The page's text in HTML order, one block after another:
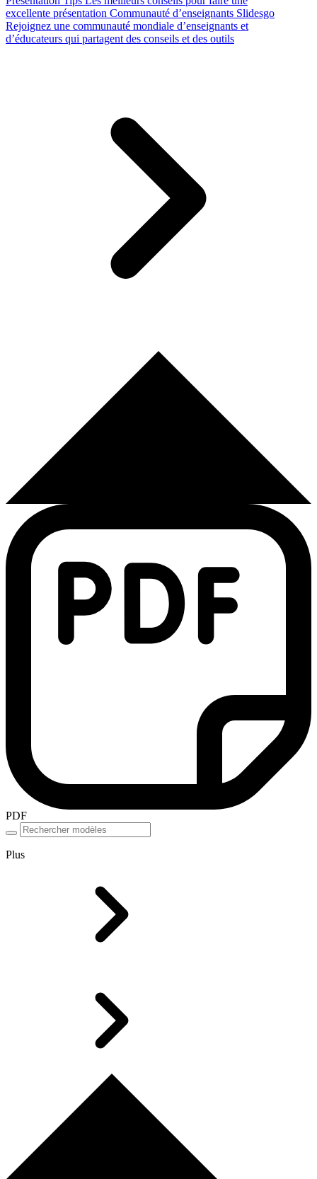
excellente présentation Communauté d’enseignants Slidesgo
Rejoignez une communauté mondiale d’enseignants et
d’éducateurs qui partagent des conseils et des outils
PDF
Plus